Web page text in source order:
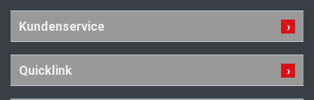
Kundenservice
Quicklink